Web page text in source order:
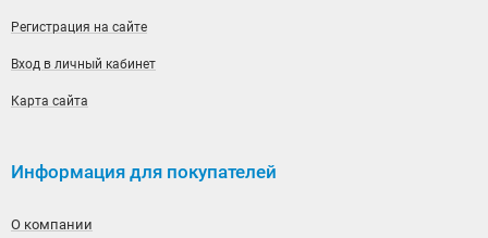
Регистрация на сайте
Вход в личный кабинет
Карта сайта
Информация для покупателей
О компании